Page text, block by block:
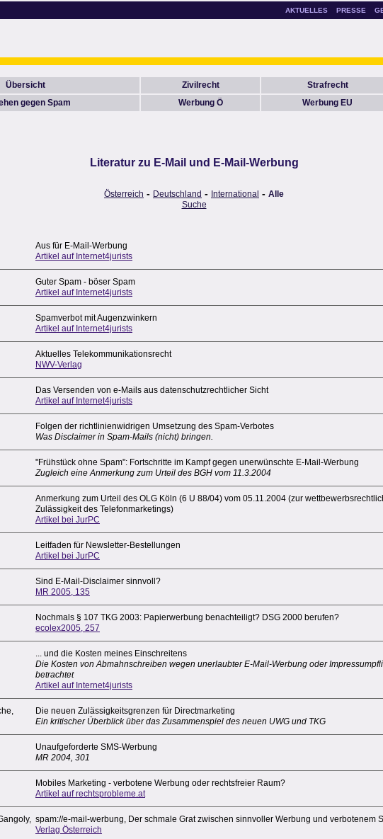
AKTUELLES PRESSE
Übersicht Zivilrecht Strafrecht
gegen Spam
Werbung Ö Werbung EU
Literatur zu E-Mail und E-Mail-Werbung
Österreich - Deutschland - International - Alle
Suche
Aus für E-Mail-Werbung
Artikel auf Internet4jurists
Guter Spam - böser Spam
Artikel auf Internet4jurists
Spamverbot mit Augenzwinkern
Artikel auf Internet4jurists
Aktuelles Telekommunikationsrecht
NWV-Verlag
Das Versenden von e-Mails aus datenschutzrechtlicher Sicht
Artikel auf Internet4jurists
Folgen der richtlinienwidrigen Umsetzung des Spam-Verbotes
Was Disclaimer in Spam-Mails (nicht) bringen.
"Frühstück ohne Spam": Fortschritte im Kampf gegen unerwünschte E-Mail-Werbung
Zugleich eine Anmerkung zum Urteil des BGH vom 11.3.2004
Anmerkung zum Urteil des OLG Köln (6 U 88/04) vom 05.11.2004 (zur
Zulässigkeit des Telefonmarketings)
Artikel bei JurPC
Leitfaden für Newsletter-Bestellungen
Artikel bei JurPC
Sind E-Mail-Disclaimer sinnvoll?
MR 2005, 135
Nochmals § 107 TKG 2003: Papierwerbung benachteiligt? DSG 2000 berufen?
ecolex2005, 257
... und die Kosten meines Einschreitens
Die Kosten von Abmahnschreiben wegen unerlaubter E-Mail-Werbung oder
betrachtet
Artikel auf Internet4jurists
Die neuen Zulässigkeitsgrenzen für Directmarketing
Ein kritischer Überblick über das Zusammenspiel des neuen UWG und TKG
Unaufgeforderte SMS-Werbung
MR 2004, 301
Mobiles Marketing - verbotene Werbung oder rechtsfreier Raum?
Artikel auf rechtsprobleme.at
spam://e-mail-werbung, Der schmale Grat zwischen sinnvoller Werbung und verbotenem
Verlag Österreich